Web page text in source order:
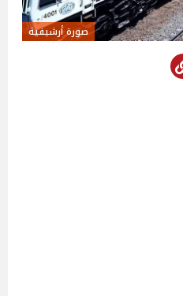
صورة أرشيفية